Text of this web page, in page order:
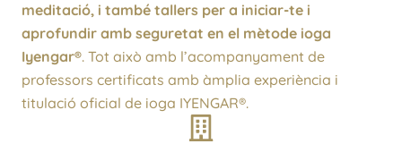
meditació, i també tallers per a iniciar-te i
aprofundir amb seguretat en el mètode ioga
Iyengar®. Tot això amb l’acompanyament de
professors certificats amb àmplia experiència i
titulació oficial de ioga IYENGAR®.